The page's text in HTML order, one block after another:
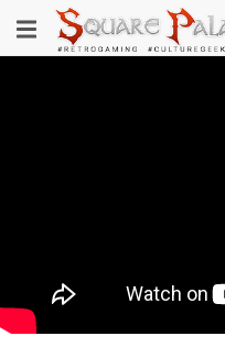
au
contenu
Toggle
navigation